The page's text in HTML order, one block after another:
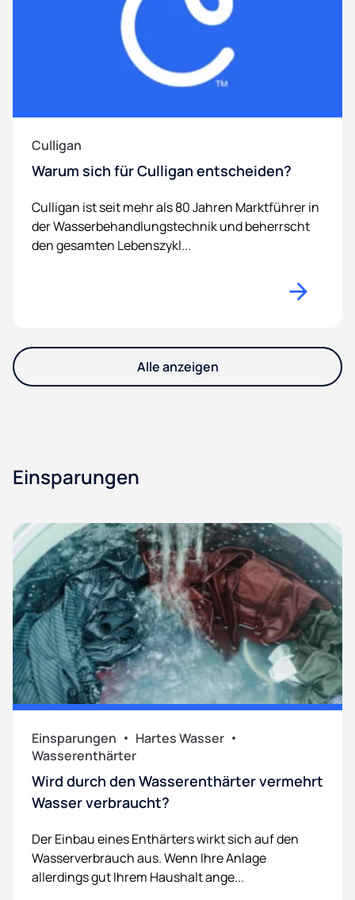
Culligan
Warum sich für Culligan entscheiden?
Culligan ist seit mehr als 80 Jahren Marktführer in
der Wasserbehandlungstechnik und beherrscht
den gesamten Lebenszykl...
Alle anzeigen
Einsparungen
Einsparungen
Hartes Wasser
Wasserenthärter
Wird durch den Wasserenthärter vermehrt
Wasser verbraucht?
Der Einbau eines Enthärters wirkt sich auf den
Wasserverbrauch aus. Wenn Ihre Anlage
allerdings gut Ihrem Haushalt ange...